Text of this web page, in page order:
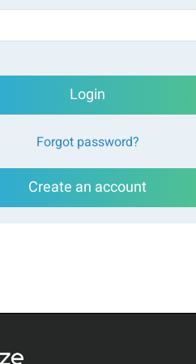
de différents terrains
Login
Forgot password?
Create an account